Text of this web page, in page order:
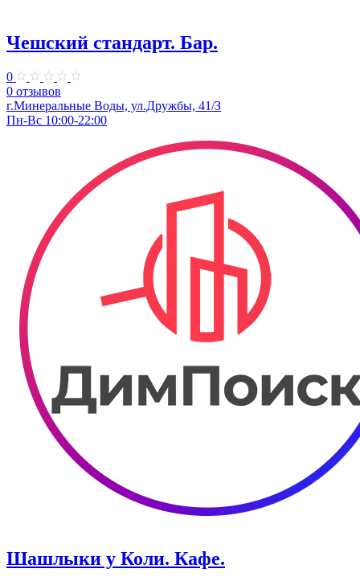
Чешский стандарт. Бар.
0
0 отзывов
г.Минеральные Воды, ул.Дружбы, 41/З
Пн-Вс 10:00-22:00
Шашлыки у Коли. Кафе.